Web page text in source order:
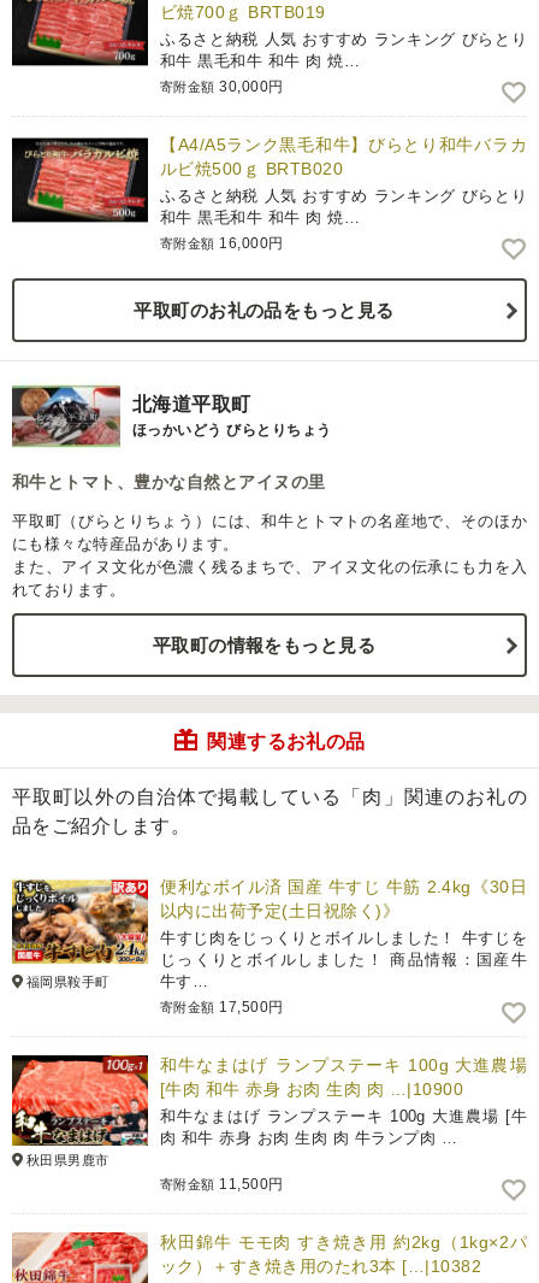
ビ焼700ｇ BRTB019
ふるさと納税 人気 おすすめ ランキング びらとり
和牛 黒毛和牛 和牛 肉 焼…
寄附金額 30,000円
【A4/A5ランク黒毛和牛】びらとり和牛バラカ
ルビ焼500ｇ BRTB020
ふるさと納税 人気 おすすめ ランキング びらとり
和牛 黒毛和牛 和牛 肉 焼…
寄附金額 16,000円
平取町のお礼の品をもっと見る
北海道平取町
ほっかいどう びらとりちょう
和牛とトマト、豊かな自然とアイヌの里
平取町（びらとりちょう）には、和牛とトマトの名産地で、そのほか
にも様々な特産品があります。
また、アイヌ文化が色濃く残るまちで、アイヌ文化の伝承にも力を入
れております。
平取町の情報をもっと見る
関連するお礼の品
平取町以外の自治体で掲載している「肉」関連のお礼の
品をご紹介します。
福岡県鞍手町
便利なボイル済 国産 牛すじ 牛筋 2.4kg《30日
以内に出荷予定(土日祝除く)》
牛すじ肉をじっくりとボイルしました！ 牛すじを
じっくりとボイルしました！ 商品情報：国産牛
牛す…
寄附金額 17,500円
秋田県男鹿市
和牛なまはげ ランプステーキ 100g 大進農場
[牛肉 和牛 赤身 お肉 生肉 肉 …|10900
和牛なまはげ ランプステーキ 100g 大進農場 [牛
肉 和牛 赤身 お肉 生肉 肉 牛ランプ肉 …
寄附金額 11,500円
秋田錦牛 モモ肉 すき焼き用 約2kg（1kg×2パ
ック）＋すき焼き用のたれ3本 […|10382